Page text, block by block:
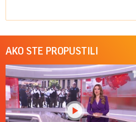
AKO STE PROPUSTILI